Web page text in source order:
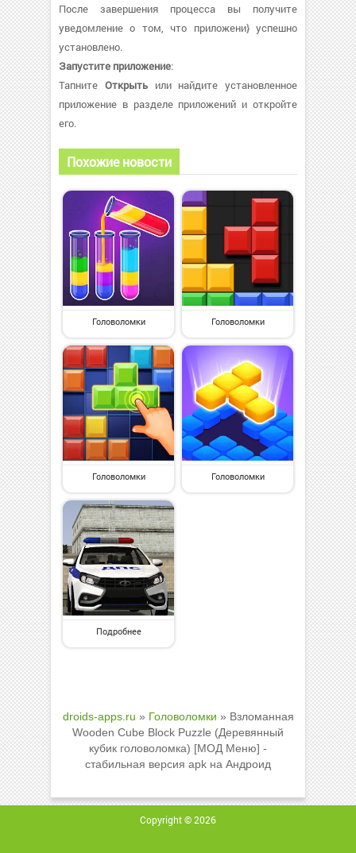
После завершения процесса вы получите
уведомление о том, что приложени} успешно
установлено.
Запустите приложение:
Тапните Открытьили найдите установленное
приложение в разделе приложений и откройте
его.
Похожие новости
Головоломки Головоломки
Головоломки Головоломки
Подробнее
droids-apps.ru » Головоломки » Взломанная
Wooden Cube Block Puzzle (Деревянный
кубик головоломка) [МОД Меню] -
стабильная версия apk на Андроид
Copyright © 2026